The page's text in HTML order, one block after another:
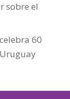
sobre el
60